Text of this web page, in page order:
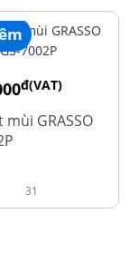
đ(VAT)
GRASSO
31